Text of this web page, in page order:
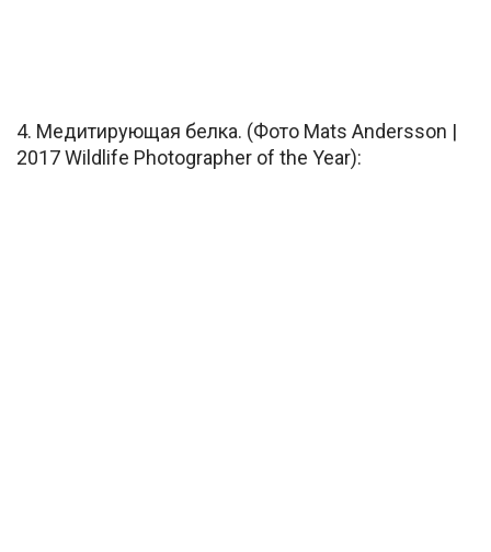
4. Медитирующая белка. (Фото Mats Andersson |
2017 Wildlife Photographer of the Year):